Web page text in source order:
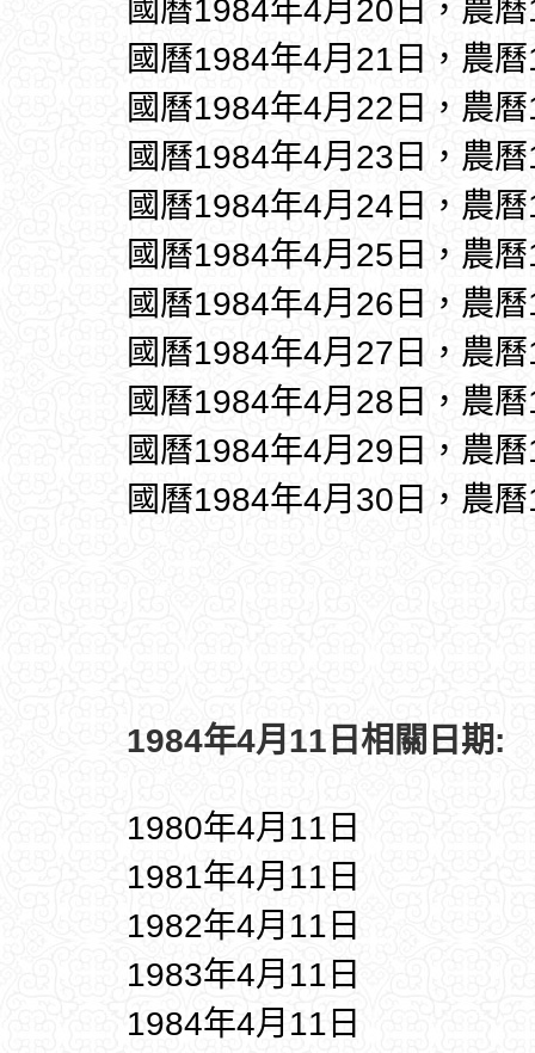
國曆1984年4月20日，農
國曆1984年4月21日，農
國曆1984年4月22日，農
國曆1984年4月23日，農
國曆1984年4月24日，農
國曆1984年4月25日，農
國曆1984年4月26日，農
國曆1984年4月27日，農
國曆1984年4月28日，農
國曆1984年4月29日，農
國曆1984年4月30日，農
1984年4月11日相關日期:
1980年4月11日
1981年4月11日
1982年4月11日
1983年4月11日
1984年4月11日